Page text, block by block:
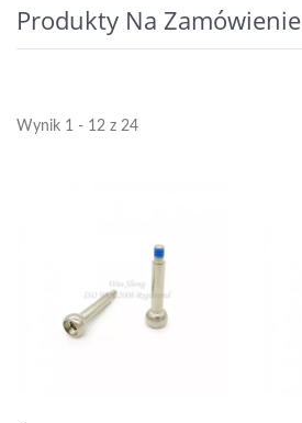
Produkty Na Zamówienie
Wynik 1 - 12 z 24